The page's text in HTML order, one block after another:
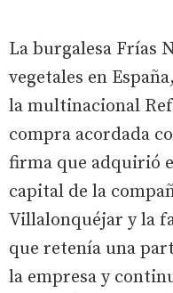
La burgalesa Frías
vegetales en
la multinacional
compra acordada
firma que adquirió
capital de la
Villalonquéjar y la
que retenía una
la empresa y